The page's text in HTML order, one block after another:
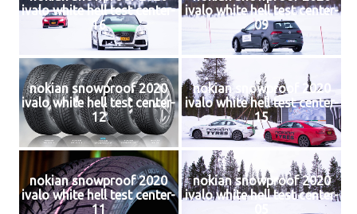
ivalo white hell test center-
16
ivalo white hell test center-
09
nokian snowproof 2020
ivalo white hell test center-
12
nokian snowproof 2020
ivalo white hell test center-
15
nokian snowproof 2020
ivalo white hell test center-
11
nokian snowproof 2020
ivalo white hell test center-